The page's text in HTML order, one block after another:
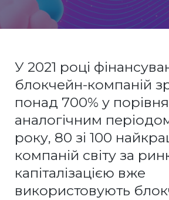
У 2021 році
блокчейн-компаній
понад 700% у
аналогічним
року, 80 зі 100
компаній світу за
капіталізацією вже
використовують